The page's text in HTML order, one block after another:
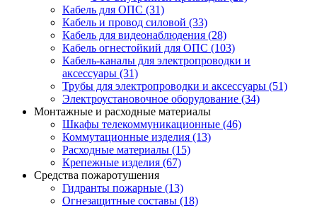
Кабель для ОПС (31)
Кабель и провод силовой (33)
Кабель для видеонаблюдения (28)
Кабель огнестойкий для ОПС (103)
Кабель-каналы для электропроводки и
аксессуары (31)
Трубы для электропроводки и аксессуары (51)
Электроустановочное оборудование (34)
Монтажные и расходные материалы
Шкафы телекоммуникационные (46)
Коммутационные изделия (13)
Расходные материалы (15)
Крепежные изделия (67)
Средства пожаротушения
Гидранты пожарные (13)
Огнезащитные составы (18)